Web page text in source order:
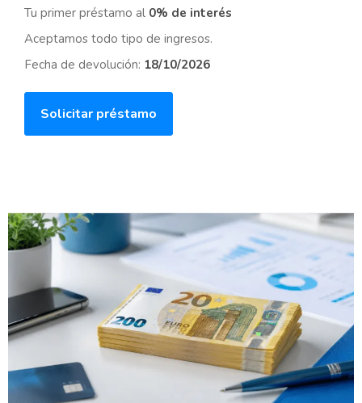
Tu primer préstamo al 0% de interés
Aceptamos todo tipo de ingresos.
Fecha de devolución: 18/10/2026
Solicitar préstamo